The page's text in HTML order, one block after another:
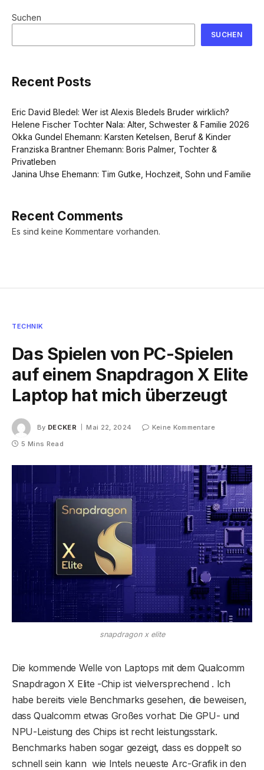
Suchen
SUCHEN
Recent Posts
Eric David Bledel: Wer ist Alexis Bledels Bruder wirklich?
Helene Fischer Tochter Nala: Alter, Schwester & Familie 2026
Okka Gundel Ehemann: Karsten Ketelsen, Beruf & Kinder
Franziska Brantner Ehemann: Boris Palmer, Tochter &
Privatleben
Janina Uhse Ehemann: Tim Gutke, Hochzeit, Sohn und Familie
Recent Comments
Es sind keine Kommentare vorhanden.
TECHNIK
Das Spielen von PC-Spielen
auf einem Snapdragon X Elite
Laptop hat mich überzeugt
By DECKER Mai 22, 2024
Keine Kommentare
5 Mins Read
snapdragon x elite
Die kommende Welle von Laptops mit dem Qualcomm
Snapdragon X Elite -Chip ist vielversprechend . Ich
habe bereits viele Benchmarks gesehen, die beweisen,
dass Qualcomm etwas Großes vorhat: Die GPU- und
NPU-Leistung des Chips ist recht leistungsstark.
Benchmarks haben sogar gezeigt, dass es doppelt so
schnell sein kann wie Intels neueste Arc-Grafik in den